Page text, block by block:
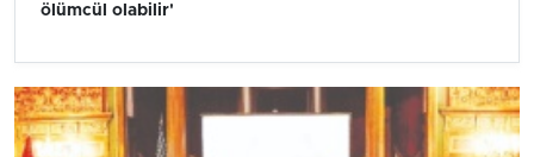
ölümcül olabilir'